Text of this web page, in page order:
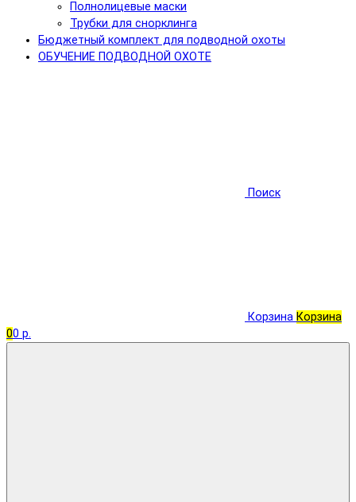
Полнолицевые маски
Трубки для снорклинга
Бюджетный комплект для подводной охоты
ОБУЧЕНИЕ ПОДВОДНОЙ ОХОТЕ
Поиск
Корзина Корзина
00 р.